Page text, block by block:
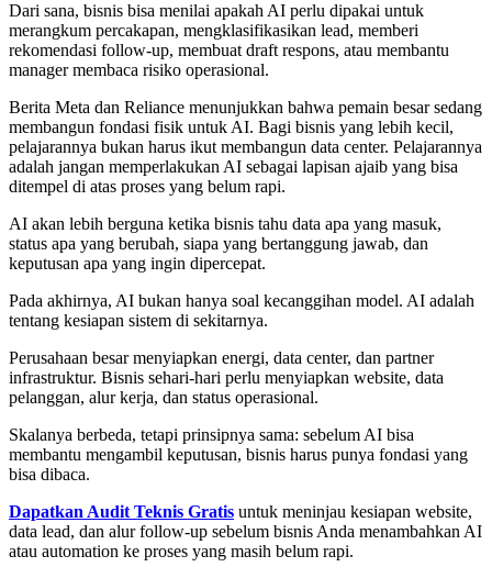
Dari sana, bisnis bisa menilai apakah AI perlu dipakai untuk
merangkum percakapan, mengklasifikasikan lead, memberi
rekomendasi follow-up, membuat draft respons, atau membantu
manager membaca risiko operasional.
Berita Meta dan Reliance menunjukkan bahwa pemain besar sedang
membangun fondasi fisik untuk AI. Bagi bisnis yang lebih kecil,
pelajarannya bukan harus ikut membangun data center. Pelajarannya
adalah jangan memperlakukan AI sebagai lapisan ajaib yang bisa
ditempel di atas proses yang belum rapi.
AI akan lebih berguna ketika bisnis tahu data apa yang masuk,
status apa yang berubah, siapa yang bertanggung jawab, dan
keputusan apa yang ingin dipercepat.
Pada akhirnya, AI bukan hanya soal kecanggihan model. AI adalah
tentang kesiapan sistem di sekitarnya.
Perusahaan besar menyiapkan energi, data center, dan partner
infrastruktur. Bisnis sehari-hari perlu menyiapkan website, data
pelanggan, alur kerja, dan status operasional.
Skalanya berbeda, tetapi prinsipnya sama: sebelum AI bisa
membantu mengambil keputusan, bisnis harus punya fondasi yang
bisa dibaca.
Dapatkan Audit Teknis Gratis untuk meninjau kesiapan website,
data lead, dan alur follow-up sebelum bisnis Anda menambahkan AI
atau automation ke proses yang masih belum rapi.